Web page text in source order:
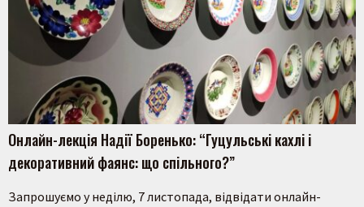
Онлайн-лекція Надії Боренько: “Гуцульські кахлі і
декоративний фаянс: що спільного?”
Запрошуємо у неділю, 7 листопада, відвідати онлайн-